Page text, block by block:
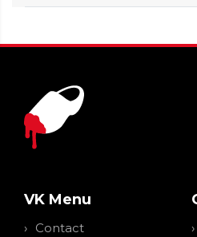
VK Menu
Contact